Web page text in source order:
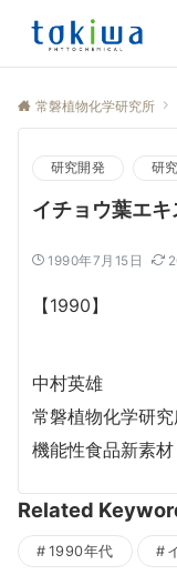
常磐植物化学研究所
研究開発 研
イチョウ葉エ
1990年7月15日
【1990】
中村英雄
常磐植物化学研
機能性食品新素
Related
1990年代